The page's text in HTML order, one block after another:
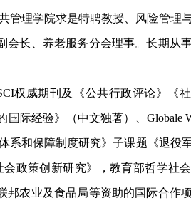
管理学院求是特聘教授、风险管理
长、养老服务分会理事。长期从
权威期刊及《公共行政评论》《
际经验》（中文独著）、Globale
系和保障制度研究》子课题《退役
政策创新研究》，教育部哲学社
邦农业及食品局等资助的国际合作